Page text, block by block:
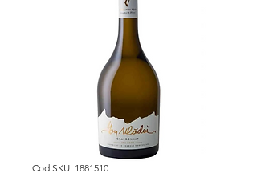
Cod SKU: 1881510